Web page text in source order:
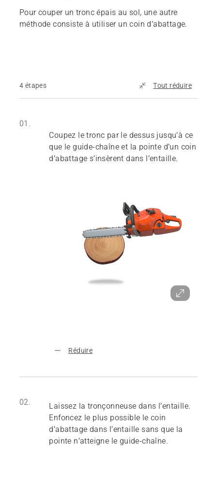
Pour couper un tronc épais au sol, une autre
méthode consiste à utiliser un coin d’abattage.
4 étapes Tout réduire
01.
Coupez le tronc par le dessus jusqu’à ce
que le guide-chaîne et la pointe d’un coin
d’abattage s’insèrent dans l’entaille.
Réduire
02.
Laissez la tronçonneuse dans l’entaille.
Enfoncez le plus possible le coin
d’abattage dans l’entaille sans que la
pointe n’atteigne le guide-chaîne.